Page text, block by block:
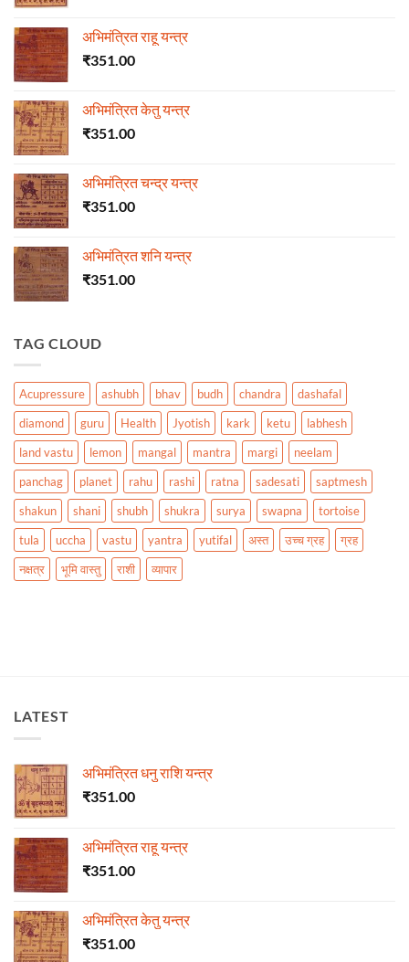
अभिमंत्रित राहू यन्त्र
₹351.00
अभिमंत्रित केतु यन्त्र
₹351.00
अभिमंत्रित चन्द्र यन्त्र
₹351.00
अभिमंत्रित शनि यन्त्र
₹351.00
TAG CLOUD
Acupressure ashubh bhav budh chandra
dashafal
diamond
guru Health Jyotish kark ketu
labhesh
land vastu
lemon mangal mantra margi
neelam
panchag
planet rahu rashi ratna sadesati
saptmesh
shakun
shani shubh shukra surya swapna
tortoise
tula
uccha vastu yantra yutifal अस्त उच्च ग्रह
ग्रह
नक्षत्र
भूमि वास्तु राशी व्यापार
LATEST
अभिमंत्रित धनु राशि यन्त्र
₹351.00
अभिमंत्रित राहू यन्त्र
₹351.00
अभिमंत्रित केतु यन्त्र
₹351.00